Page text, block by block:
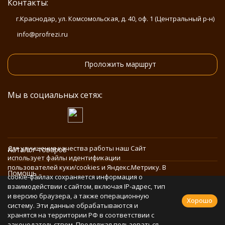
Контакты:
г.Краснодар, ул. Комсомольская, д. 40, оф. 1 (Центральный р-н)
info@profrezi.ru
Проложить маршрут
Мы в социальных сетях:
Каталог товаров
Помощь
Информация
Для улучшения качества работы наш Сайт
использует файлы идентификации
пользователей куки/cookies и Яндекс.Метрику. В
cookie-файлах сохраняется информация о
взаимодействии с сайтом, включая IP-адрес, тип
и версию браузера, а также операционную
систему. Эти данные обрабатываются и
хранятся на территории РФ в соответствии с
Хорошо